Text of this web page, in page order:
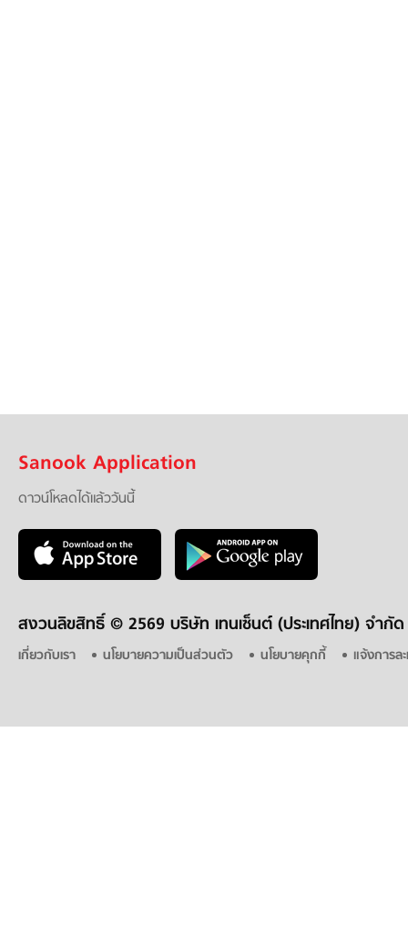
Sanook Application
ดาวน์โหลดได้แล้ววันนี้
สงวนลิขสิทธิ์ © 2569 บริษัท เทนเซ็นต์ (ประเทศไทย) จำกัด
เกี่ยวกับเรา นโยบายความเป็นส่วนตัว นโยบายคุกกี้ แจ้งการล